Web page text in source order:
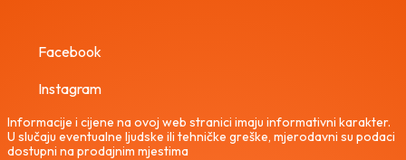
Facebook
Instagram
Informacije i cijene na ovoj web stranici imaju informativni karakter.
U slučaju eventualne ljudske ili tehničke greške, mjerodavni su podaci
dostupni na prodajnim mjestima